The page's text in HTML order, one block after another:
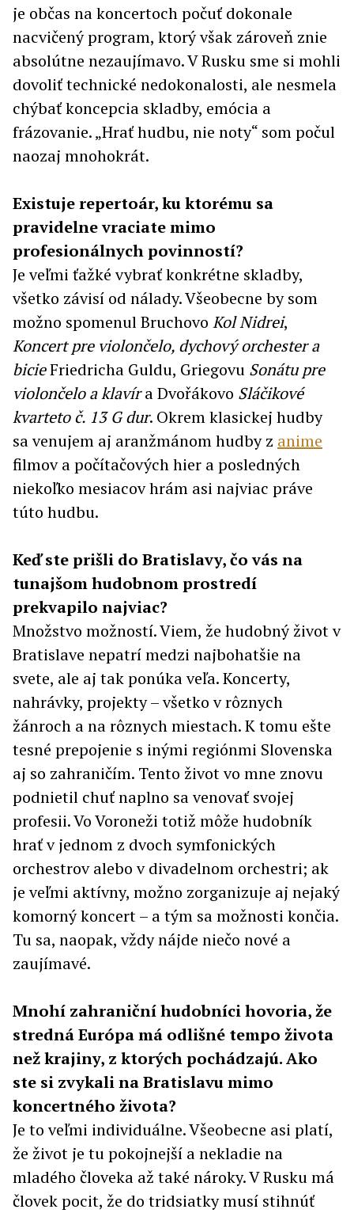
je občas na koncertoch počuť dokonale
nacvičený program, ktorý však zároveň znie
absolútne nezaujímavo. V Rusku sme si mohli
dovoliť technické nedokonalosti, ale nesmela
chýbať koncepcia skladby, emócia a
frázovanie. „Hrať hudbu, nie noty“ som počul
naozaj mnohokrát.
Existuje repertoár, ku ktorému sa
pravidelne vraciate mimo
profesionálnych povinností?
Je veľmi ťažké vybrať konkrétne skladby,
všetko závisí od nálady. Všeobecne by som
možno spomenul Bruchovo Kol Nidrei,
Koncert pre violončelo, dychový orchester a
bicieFriedricha Guldu, Griegovu Sonátu pre
violončelo a klavíra Dvořákovo Sláčikové
kvarteto č. 13 G dur. Okrem klasickej hudby
sa venujem aj aranžmánom hudby z anime
filmov a počítačových hier a posledných
niekoľko mesiacov hrám asi najviac práve
túto hudbu.
Keď ste prišli do Bratislavy, čo vás na
tunajšom hudobnom prostredí
prekvapilo najviac?
Množstvo možností. Viem, že hudobný život v
Bratislave nepatrí medzi najbohatšie na
svete, ale aj tak ponúka veľa. Koncerty,
nahrávky, projekty – všetko v rôznych
žánroch a na rôznych miestach. K tomu ešte
tesné prepojenie s inými regiónmi Slovenska
aj so zahraničím. Tento život vo mne znovu
podnietil chuť naplno sa venovať svojej
profesii. Vo Voroneži totiž môže hudobník
hrať v jednom z dvoch symfonických
orchestrov alebo v divadelnom orchestri; ak
je veľmi aktívny, možno zorganizuje aj nejaký
komorný koncert – a tým sa možnosti končia.
Tu sa, naopak, vždy nájde niečo nové a
zaujímavé.
Mnohí zahraniční hudobníci hovoria, že
stredná Európa má odlišné tempo života
než krajiny, z ktorých pochádzajú. Ako
ste si zvykali na Bratislavu mimo
koncertného života?
Je to veľmi individuálne. Všeobecne asi platí,
že život je tu pokojnejší a nekladie na
mladého človeka až také nároky. V Rusku má
človek pocit, že do tridsiatky musí stihnúť